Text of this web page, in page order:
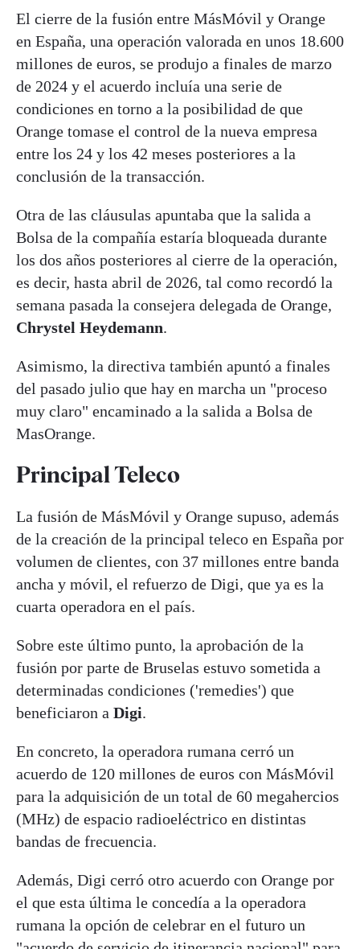
El cierre de la fusión entre MásMóvil y Orange
en España, una operación valorada en unos 18.600
millones de euros, se produjo a finales de marzo
de 2024 y el acuerdo incluía una serie de
condiciones en torno a la posibilidad de que
Orange tomase el control de la nueva empresa
entre los 24 y los 42 meses posteriores a la
conclusión de la transacción.
Otra de las cláusulas apuntaba que la salida a
Bolsa de la compañía estaría bloqueada durante
los dos años posteriores al cierre de la operación,
es decir, hasta abril de 2026, tal como recordó la
semana pasada la consejera delegada de Orange,
Chrystel Heydemann.
Asimismo, la directiva también apuntó a finales
del pasado julio que hay en marcha un "proceso
muy claro" encaminado a la salida a Bolsa de
MasOrange.
Principal Teleco
La fusión de MásMóvil y Orange supuso, además
de la creación de la principal teleco en España por
volumen de clientes, con 37 millones entre banda
ancha y móvil, el refuerzo de Digi, que ya es la
cuarta operadora en el país.
Sobre este último punto, la aprobación de la
fusión por parte de Bruselas estuvo sometida a
determinadas condiciones ('remedies') que
beneficiaron a Digi.
En concreto, la operadora rumana cerró un
acuerdo de 120 millones de euros con MásMóvil
para la adquisición de un total de 60 megahercios
(MHz) de espacio radioeléctrico en distintas
bandas de frecuencia.
Además, Digi cerró otro acuerdo con Orange por
el que esta última le concedía a la operadora
rumana la opción de celebrar en el futuro un